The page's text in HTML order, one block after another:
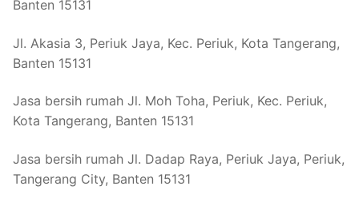
Banten 15131
Jl. Akasia 3, Periuk Jaya, Kec. Periuk, Kota Tangerang,
Banten 15131
Jasa bersih rumah Jl. Moh Toha, Periuk, Kec. Periuk,
Kota Tangerang, Banten 15131
Jasa bersih rumah Jl. Dadap Raya, Periuk Jaya, Periuk,
Tangerang City, Banten 15131